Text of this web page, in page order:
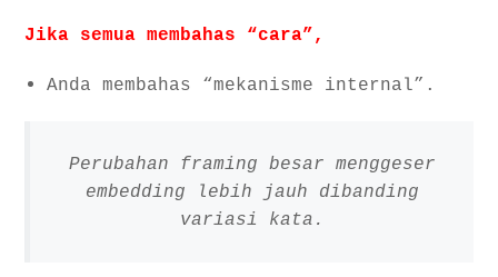
Jika semua membahas “cara”,
Anda membahas “mekanisme internal”.
Perubahan framing besar menggeser
embedding lebih jauh dibanding
variasi kata.